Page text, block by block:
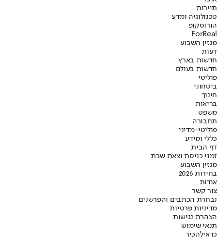
תיירות
טכנולוגיה ומדע
הורוסקופ
ForReal
מגזין השבוע
דעות
חדשות בארץ
חדשות בעולם
פוליטי
ביטחוני
חינוך
בריאות
משפט
תחבורה
פוליטי-מדיני
כללי ומידע
דף הבית
זמני כניסת וצאת שבת
מגזין השבוע
בחירות 2026
אודות
צור קשר
נבחרת הכתבים והפרשנים
מדיניות פרטיות
הצהרת נגישות
תנאי שימוש
כדאילהכיר